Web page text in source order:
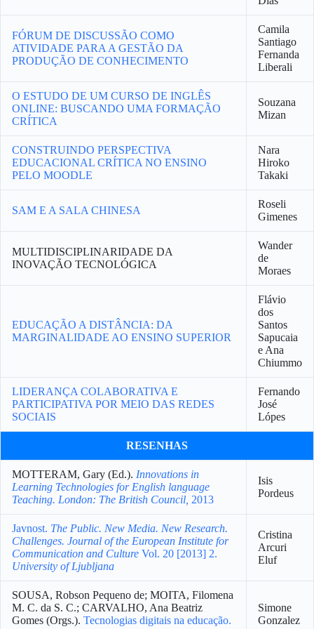
FÓRUM DE DISCUSSÃO COMO
ATIVIDADE PARA A GESTÃO DA
PRODUÇÃO DE CONHECIMENTO
Camila
Santiago
Fernanda
Liberali
O ESTUDO DE UM CURSO DE INGLÊS
ONLINE: BUSCANDO UMA FORMAÇÃO
CRÍTICA
Souzana
Mizan
CONSTRUINDO PERSPECTIVA
EDUCACIONAL CRÍTICA NO ENSINO
PELO MOODLE
Nara
Hiroko
Takaki
SAM E A SALA CHINESA
Roseli
Gimenes
MULTIDISCIPLINARIDADE DA
INOVAÇÃO TECNOLÓGICA
Wander
de
Moraes
EDUCAÇÃO A DISTÂNCIA: DA
MARGINALIDADE AO ENSINO SUPERIOR
Flávio
dos
Santos
Sapucaia
e Ana
Chiummo
LIDERANÇA COLABORATIVA E
PARTICIPATIVA POR MEIO DAS REDES
SOCIAIS
Fernando
José
Lópes
RESENHAS
MOTTERAM, Gary (Ed.). Innovations in
Learning Technologies for English language
Teaching. London: The British Council, 2013
Isis
Pordeus
Javnost. The Public. New Media. New Research.
Challenges. Journal of the European Institute for
Communication and Culture Vol. 20 [2013] 2.
University of Ljubljana
Cristina
Arcuri
Eluf
SOUSA, Robson Pequeno de; MOITA, Filomena
M. C. da S. C.; CARVALHO, Ana Beatriz
Gomes (Orgs.). Tecnologias digitais na educação.
Simone
Gonzalez